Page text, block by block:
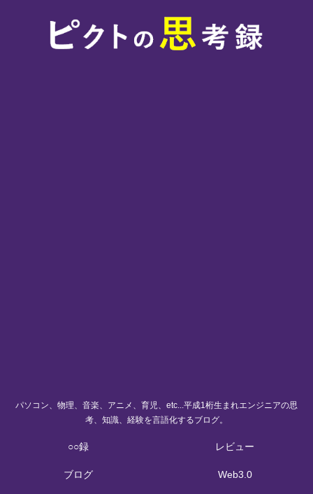
パソコン、物理、音楽、アニメ、育児、etc...平成1桁生まれエンジニアの思
考、知識、経験を言語化するブログ。
○○録 レビュー
ブログ Web3.0